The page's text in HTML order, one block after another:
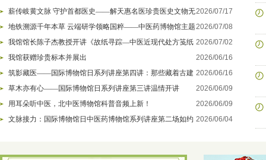
中医药科普活动
2026/07/17
薪传岐黄文脉 守护首都医史——解天惠名医珍贵医史文物无
偿入藏我馆
2026/07/08
地铁溯源千年本草 云端研学领略国粹——中医药博物馆主题
直播收获万余人在线观看
2026/07/02
我馆馆长陈子杰教授开讲《故纸寻踪—中医近现代处方笺纸
赏析(浙江篇)》，近40万人次观众在线观看
2026/06/16
我馆获赠珍贵标本并展出
2026/06/16
筑影藏医——国际博物馆日系列讲座第四讲：那些藏着古建
筑的医院
2026/06/09
草木亦有心——国际博物馆日系列讲座第三讲温情开讲
2026/06/09
用耳朵听中医，北中医博物馆科普音频上新！
2026/06/04
文脉接力：国际博物馆日中医药博物馆系列讲座第二场如约